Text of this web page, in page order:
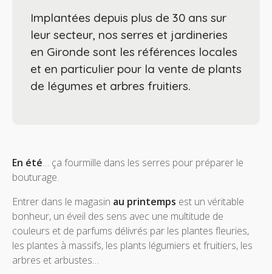
Implantées depuis plus de 30 ans sur
leur secteur, nos serres et jardineries
en Gironde sont les références locales
et en particulier pour la vente de plants
de légumes et arbres fruitiers.
En été… ça fourmille dans les serres pour préparer le
bouturage.
Entrer dans le magasin au printemps est un véritable
bonheur, un éveil des sens avec une multitude de
couleurs et de parfums délivrés par les plantes fleuries,
les plantes à massifs, les plants légumiers et fruitiers, les
arbres et arbustes…